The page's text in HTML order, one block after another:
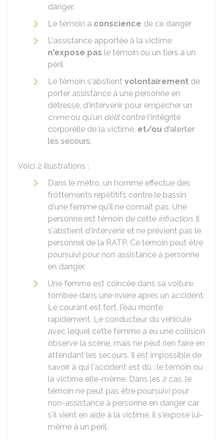
danger.
Le témoin a conscience de ce danger
L'assistance apportée à la victime
n'expose pas le témoin ou un tiers à un
péril
Le témoin s'abstient volontairement de
porter assistance à une personne en
détresse, d'intervenir pour empêcher un
crimeou qu'un délitcontre l'intégrité
corporelle de la victime, et/ou d'alerter
les secours.
Voici 2 illustrations :
Dans le métro, un homme effectue des
frottements répétitifs contre le bassin
d'une femme qu'il ne connait pas. Une
personne est témoin de cette infraction. Il
s'abstient d'intervenir et ne prévient pas le
personnel de la RATP. Ce témoin peut être
poursuivi pour non assistance à personne
en danger.
Une femme est coincée dans sa voiture,
tombée dans une rivière après un accident.
Le courant est fort, l'eau monte
rapidement. Le conducteur du véhicule
avec lequel cette femme a eu une collision
observe la scène, mais ne peut rien faire en
attendant les secours. Il est impossible de
savoir à qui l'accident est dû : le témoin ou
la victime elle-même. Dans les 2 cas, le
témoin ne peut pas être poursuivi pour
non-assistance à personne en danger car
s'il vient en aide à la victime, il s'expose lui-
même à un péril.